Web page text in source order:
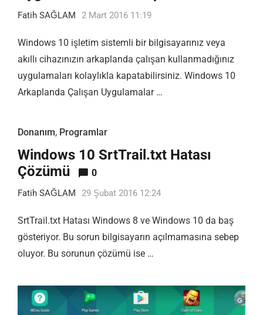
Fatih SAĞLAM 2 Mart 2016 11:19
Windows 10 işletim sistemli bir bilgisayarınız veya
akıllı cihazınızın arkaplanda çalışan kullanmadığınız
uygulamaları kolaylıkla kapatabilirsiniz. Windows 10
Arkaplanda Çalışan Uygulamalar …
Donanım, Programlar
Windows 10 SrtTrail.txt Hatası
Çözümü
0
Fatih SAĞLAM 29 Şubat 2016 12:24
SrtTrail.txt Hatası Windows 8 ve Windows 10 da baş
gösteriyor. Bu sorun bilgisayarın açılmamasına sebep
oluyor. Bu sorunun çözümü ise …